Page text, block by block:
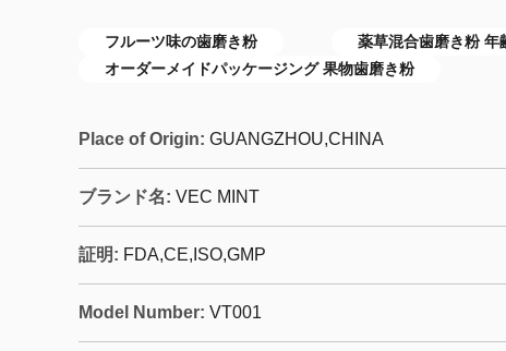
フルーツ味の歯磨き粉
薬草混合歯磨き粉 年
オーダーメイドパッケージング 果物歯磨き粉
Place of Origin: GUANGZHOU,CHINA
ブランド名: VEC MINT
証明: FDA,CE,ISO,GMP
Model Number: VT001